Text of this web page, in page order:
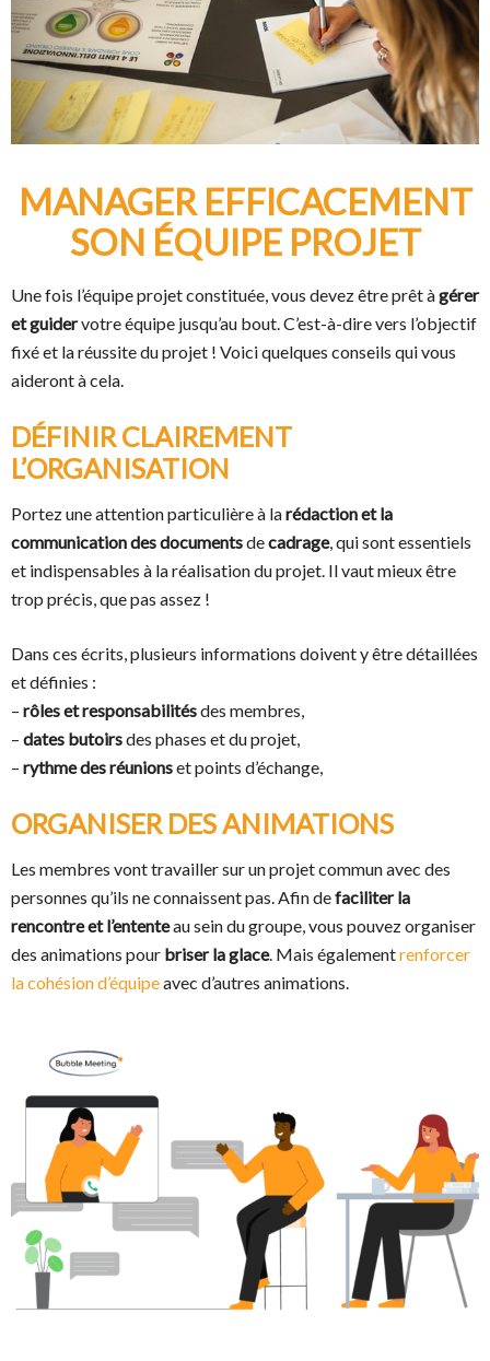
MANAGER EFFICACEMENT
SON ÉQUIPE PROJET
Une fois l’équipe projet constituée, vous devez être prêt àgérer
et guidervotre équipe jusqu’au bout. C’est-à-dire vers l’objectif
fixé et la réussite du projet ! Voici quelques conseils qui vous
aideront à cela.
DÉFINIR CLAIREMENT
L’ORGANISATION
Portez une attention particulière à larédaction et la
communication des documentsdecadrage, qui sont essentiels
et indispensables à la réalisation du projet. Il vaut mieux être
trop précis, que pas assez !
Dans ces écrits, plusieurs informations doivent y être détaillées
et définies :
– rôles et responsabilitésdes membres,
– dates butoirsdes phases et du projet,
– rythme des réunionset points d’échange,
ORGANISER DES ANIMATIONS
Les membres vont travailler sur un projet commun avec des
personnes qu’ils ne connaissent pas. Afin defaciliter la
rencontre et l’ententeau sein du groupe, vous pouvez organiser
des animations pour briser la glace. Mais égalementrenforcer
la cohésion d’équipeavec d’autres animations.